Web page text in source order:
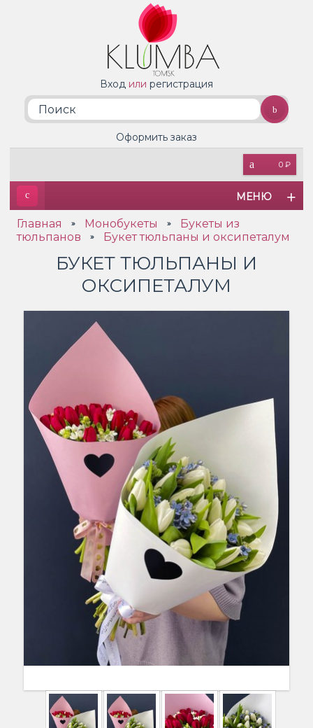
Вход или регистрация
0 ₽
Оформить заказ
МЕНЮ
Главная » Монобукеты »
Букеты из
тюльпанов
» Букет тюльпаны и оксипеталум
БУКЕТ ТЮЛЬПАНЫ И
ОКСИПЕТАЛУМ